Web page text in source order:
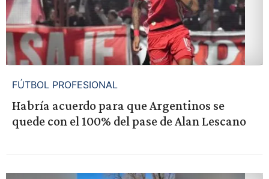
FÚTBOL PROFESIONAL
Habría acuerdo para que Argentinos se
quede con el 100% del pase de Alan Lescano